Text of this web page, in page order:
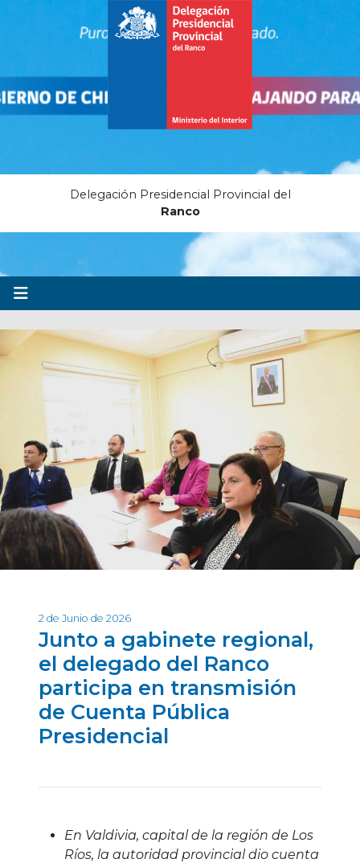
Delegación Presidencial Provincial del
Ranco
2 de Junio de 2026
Junto a gabinete regional,
el delegado del Ranco
participa en transmisión
de Cuenta Pública
Presidencial
En Valdivia, capital de la región de Los
Ríos, la autoridad provincial dio cuenta